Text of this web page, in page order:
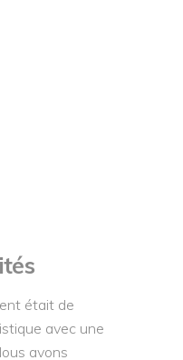
était de
avec une
avons